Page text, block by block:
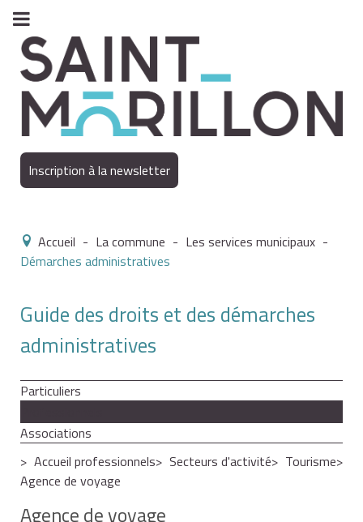
Inscription à la newsletter
Accueil - La commune - Les services municipaux -
Démarches administratives
Guide des droits et des démarches
administratives
Particuliers
Associations
Accueil professionnels
Secteurs d'activité
Tourisme
Agence de voyage
Agence de voyage